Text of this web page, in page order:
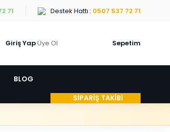
71 Destek Hattı : 0507 537 72 71
Giriş YapÜye Ol Sepetim
BLOG
SİPARİŞ TAKİBİ